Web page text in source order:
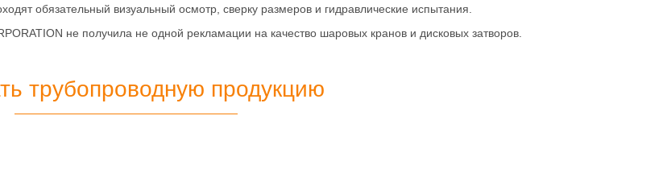
обязательный визуальный осмотр, сверку размеров и гидравлические испытания.
не получила не одной рекламации на качество шаровых кранов и дисковых затворов.
трубопроводную продукцию